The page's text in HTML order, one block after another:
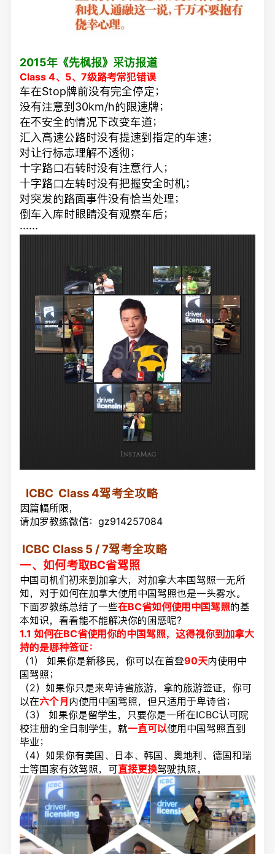
2015年《先枫报》采访报道
Class 4、5、7级路考常犯错误
车在Stop牌前没有完全停定；
没有注意到30km/h的限速牌；
在不安全的情况下改变车道；
汇入高速公路时没有提速到指定的车速；
对让行标志理解不透彻；
十字路口右转时没有注意行人；
十字路口左转时没有把握安全时机；
对突发的路面事件没有恰当处理；
倒车入库时眼睛没有观察车后；
······
ICBC Class 4驾考全攻略
因篇幅所限，
请加罗教练微信：gz914257084
ICBC Class 5 / 7驾考全攻略
一、如何考取BC省驾照
中国司机们初来到加拿大，对加拿大本国驾照一无所
知，对于如何在加拿大使用中国驾照也是一头雾水。
下面罗教练总结了一些在BC省如何使用中国驾照的基
本知识，看看能不能解决你的困惑呢?
1.1 如何在BC省使用你的中国驾照，这得视你到加拿大
持的是哪种签证：
（1） 如果你是新移民，你可以在首登90天内使用中
国驾照；
（2）如果你只是来卑诗省旅游，拿的旅游签证，你可
以在六个月内使用中国驾照，但只适用于卑诗省；
（3） 如果你是留学生，只要你是一所在ICBC认可院
校注册的全日制学生，就一直可以使用中国驾照直到
毕业；
（4）如果你有美国、日本、韩国、奥地利、德国和瑞
士等国家有效驾照，可直接更换驾驶执照。